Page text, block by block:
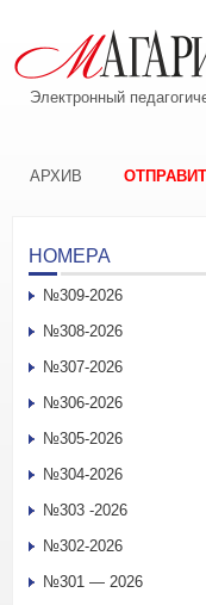
Электронный
АРХИВ
НОМЕРА
№309-2026
№308-2026
№307-2026
№306-2026
№305-2026
№304-2026
№303 -2026
№302-2026
№301 — 2026